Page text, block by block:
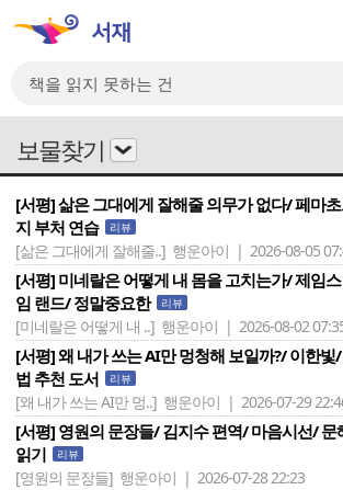
보물찾기
[서평] 삶은 그대에게 잘해줄 의무가 없다/ 페마
지 부처 연습
리뷰
[삶은 그대에게 잘해줄..] 행운아이 | 2026-08-05
[서평] 미네랄은 어떻게 내 몸을 고치는가/ 제임
임 랜드/ 정말중요한
리뷰
[미네랄은 어떻게 내 ..] 행운아이 | 2026-08-02
[서평] 왜 내가 쓰는 AI만 멍청해 보일까?/ 이한
법 추천 도서
리뷰
[왜 내가 쓰는 AI만 멍..] 행운아이 | 2026-07-29
[서평] 영원의 문장들/ 김지수 편역/ 마음시선/ 문
읽기
리뷰
[영원의 문장들] 행운아이 | 2026-07-28 22:23